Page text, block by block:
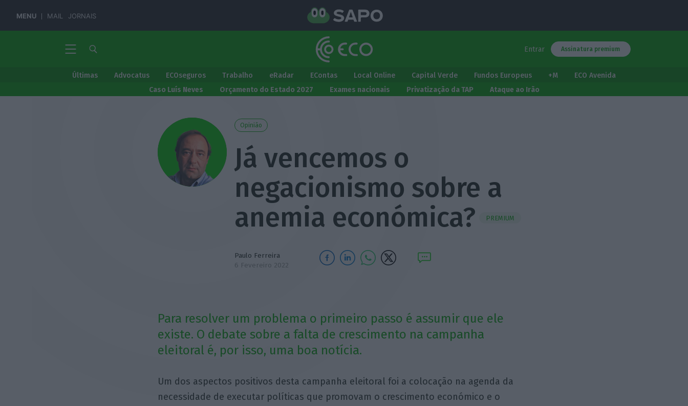
MENU MAIL JORNAIS
Entrar Assinatura premium
Últimas Advocatus ECOseguros Trabalho eRadar EContas Local Online Capital Verde Fundos Europeus +M
ECO Avenida
Caso Luís Neves
Orçamento do Estado 2027 Exames nacionais Privatização da TAP Ataque ao Irão
Opinião
Já vencemos o
negacionismo sobre a
anemia económica?
PREMIUM
Paulo Ferreira
6 Fevereiro 2022
Para resolver um problema o primeiro passo é assumir que ele
existe. O debate sobre a falta de crescimento na campanha
eleitoral é, por isso, uma boa notícia.
Um dos aspectos positivos desta campanha eleitoral foi a colocação na agenda da
necessidade de executar políticas que promovam o crescimento económico e o